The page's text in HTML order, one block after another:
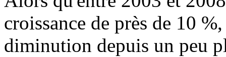
croissance de près de 10
diminution depuis un peu